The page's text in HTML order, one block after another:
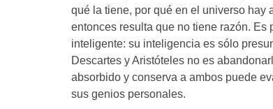
qué la tiene, por qué en el universo hay
entonces resulta que no tiene razón.
inteligente: su inteligencia es sólo
Descartes y Aristóteles no es
absorbido y conserva a ambos puede
sus genios personales.